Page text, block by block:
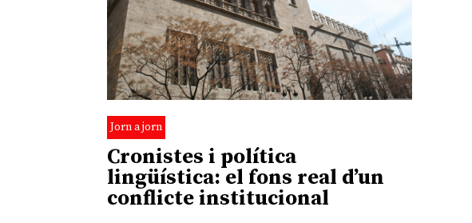
Jorn a jorn
Cronistes i política
lingüística: el fons real d’un
conflicte institucional